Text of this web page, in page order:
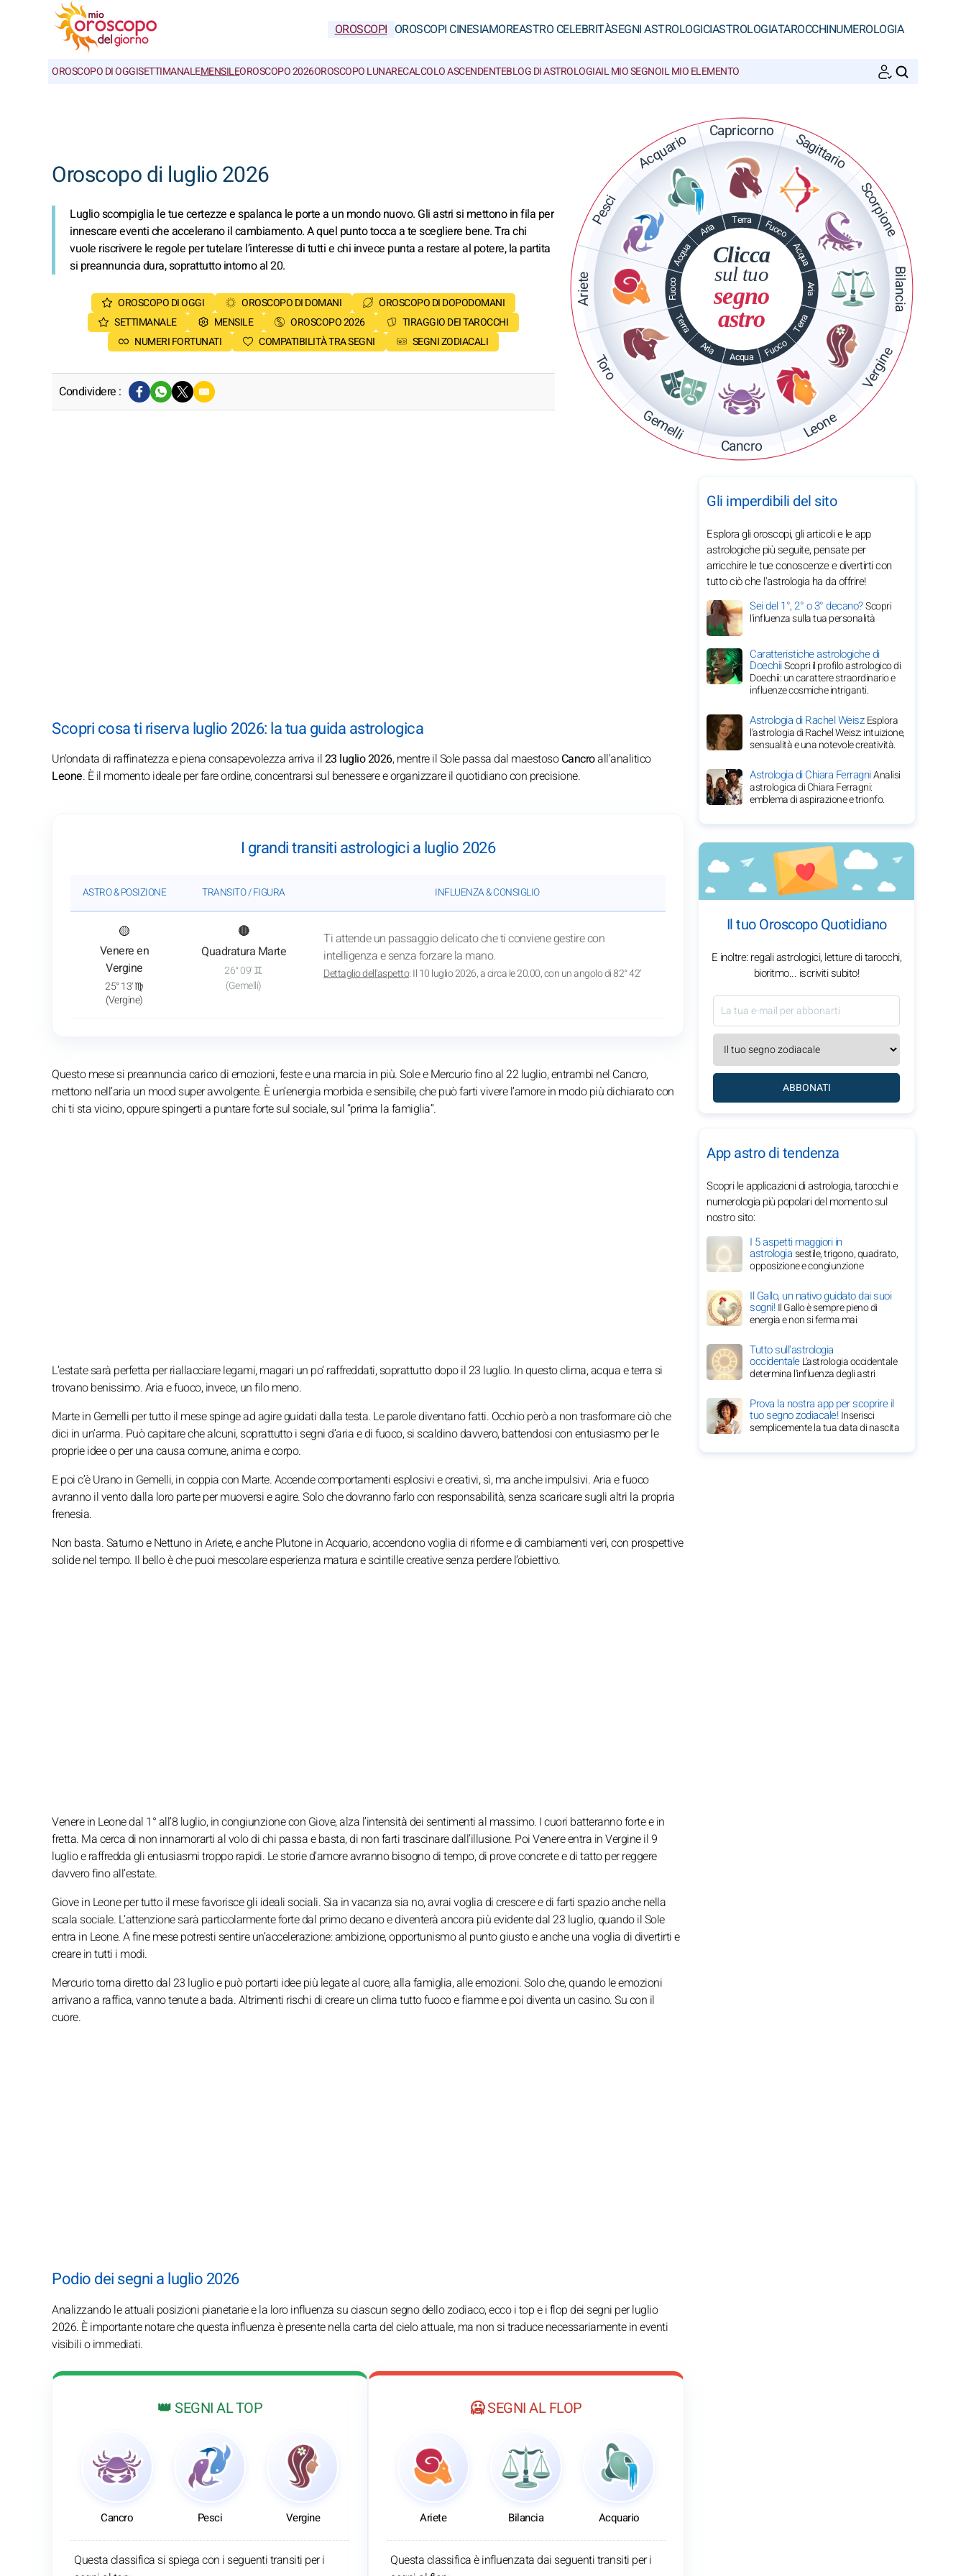
OROSCOPI OROSCOPI CINESIAMOREASTRO CELEBRITÀSEGNI ASTROLOGICIASTROLOGIATAROCCHINUMEROLOGIA
OROSCOPO DI OGGISETTIMANALEMENSILEOROSCOPO 2026OROSCOPO LUNARECALCOLO ASCENDENTEBLOG DI ASTROLOGIAIL MIO SEGNOIL MIO ELEMENTO
Oroscopo di luglio 2026
Luglio scompiglia le tue certezze e spalanca le porte a un mondo nuovo. Gli astri si mettono in fila per
innescare eventi che accelerano il cambiamento. A quel punto tocca a te scegliere bene. Tra chi
vuole riscrivere le regole per tutelare l’interesse di tutti e chi invece punta a restare al potere, la partita
si preannuncia dura, soprattutto intorno al 20.
OROSCOPO DI OGGI OROSCOPO DI DOMANI
OROSCOPO DI DOPODOMANI
SETTIMANALE
MENSILE OROSCOPO 2026
TIRAGGIO DEI TAROCCHI
NUMERI FORTUNATI
COMPATIBILITÀ TRA SEGNI SEGNI ZODIACALI
Condividere :
Ariete
Toro
Gemelli
Cancro
Leone
Vergine
Bilancia
Scorpione
Sagittario
Capricorno
Acquario
Pesci
Fuoco
Terra
Aria Acqua Fuoco
Terra
Aria
Acqua
Fuoco
Terra
Aria
Acqua Clicca
sul tuo
segno
astro
Scopri cosa ti riserva luglio 2026: la tua guida astrologica
Un'ondata di raffinatezza e piena consapevolezza arriva il23 luglio 2026, mentre il Sole passa dal maestosoCancroall'analitico
Leone. È il momento ideale per fare ordine, concentrarsi sul benessere e organizzare il quotidiano con precisione.
I grandi transiti astrologici a luglio 2026
ASTRO & POSIZIONE TRANSITO / FIGURA INFLUENZA & CONSIGLIO
🟡
Venere en
Vergine
: Vedi l'analisi del transito
25° 13' ♍
(Vergine)
🔴
Quadratura Marte
26° 09' ♊
(Gemelli)
Ti attende un passaggio delicato che ti conviene gestire con
intelligenza e senza forzare la mano.
Dettaglio dell'aspetto: Il 10 luglio 2026, a circa le 20.00, con un angolo di 82° 42'
Questo mese si preannuncia carico di emozioni, feste e una marcia in più. Sole e Mercurio fino al 22 luglio, entrambi nel Cancro,
mettono nell’aria un mood super avvolgente. È un’energia morbida e sensibile, che può farti vivere l’amore in modo più dichiarato con
chi ti sta vicino, oppure spingerti a puntare forte sul sociale, sul “prima la famiglia”.
L’estate sarà perfetta per riallacciare legami, magari un po’ raffreddati, soprattutto dopo il 23 luglio. In questo clima, acqua e terra si
trovano benissimo. Aria e fuoco, invece, un filo meno.
Marte in Gemelli per tutto il mese spinge ad agire guidati dalla testa. Le parole diventano fatti. Occhio però a non trasformare ciò che
dici in un’arma. Può capitare che alcuni, soprattutto i segni d’aria e di fuoco, si scaldino davvero, battendosi con entusiasmo per le
proprie idee o per una causa comune, anima e corpo.
E poi c’è Urano in Gemelli, in coppia con Marte. Accende comportamenti esplosivi e creativi, sì, ma anche impulsivi. Aria e fuoco
avranno il vento dalla loro parte per muoversi e agire. Solo che dovranno farlo con responsabilità, senza scaricare sugli altri la propria
frenesia.
Non basta. Saturno e Nettuno in Ariete, e anche Plutone in Acquario, accendono voglia di riforme e di cambiamenti veri, con prospettive
solide nel tempo. Il bello è che puoi mescolare esperienza matura e scintille creative senza perdere l’obiettivo.
Venere in Leone dal 1° all’8 luglio, in congiunzione con Giove, alza l’intensità dei sentimenti al massimo. I cuori batteranno forte e in
fretta. Ma cerca di non innamorarti al volo di chi passa e basta, di non farti trascinare dall’illusione. Poi Venere entra in Vergine il 9
luglio e raffredda gli entusiasmi troppo rapidi. Le storie d’amore avranno bisogno di tempo, di prove concrete e di tatto per reggere
davvero fino all’estate.
Giove in Leone per tutto il mese favorisce gli ideali sociali. Sia in vacanza sia no, avrai voglia di crescere e di farti spazio anche nella
scala sociale. L’attenzione sarà particolarmente forte dal primo decano e diventerà ancora più evidente dal 23 luglio, quando il Sole
entra in Leone. A fine mese potresti sentire un’accelerazione: ambizione, opportunismo al punto giusto e anche una voglia di divertirti e
creare in tutti i modi.
Mercurio torna diretto dal 23 luglio e può portarti idee più legate al cuore, alla famiglia, alle emozioni. Solo che, quando le emozioni
arrivano a raffica, vanno tenute a bada. Altrimenti rischi di creare un clima tutto fuoco e fiamme e poi diventa un casino. Su con il
cuore.
Podio dei segni a luglio 2026
Analizzando le attuali posizioni pianetarie e la loro influenza su ciascun segno dello zodiaco, ecco i top e i flop dei segni per luglio
2026. È importante notare che questa influenza è presente nella carta del cielo attuale, ma non si traduce necessariamente in eventi
visibili o immediati.
👑 SEGNI AL TOP
Cancro Pesci Vergine
Questa classifica si spiega con i seguenti transiti per i
🥶 SEGNI AL FLOP
Ariete Bilancia Acquario
Questa classifica è influenzata dai seguenti transiti per i
Gli imperdibili del sito
Esplora gli oroscopi, gli articoli e le app
astrologiche più seguite, pensate per
arricchire le tue conoscenze e divertirti con
tutto ciò che l'astrologia ha da offrire!
Sei del 1°, 2° o 3° decano?Scopri
l'influenza sulla tua personalità
Caratteristiche astrologiche di
DoechiiScopri il profilo astrologico di
Doechii: un carattere straordinario e
influenze cosmiche intriganti.
Astrologia di Rachel WeiszEsplora
l'astrologia di Rachel Weisz: intuizione,
sensualità e una notevole creatività.
Astrologia di Chiara FerragniAnalisi
astrologica di Chiara Ferragni:
emblema di aspirazione e trionfo.
Il tuo Oroscopo Quotidiano
E inoltre: regali astrologici, letture di tarocchi,
bioritmo... iscriviti subito!
ABBONATI
App astro di tendenza
Scopri le applicazioni di astrologia, tarocchi e
numerologia più popolari del momento sul
nostro sito:
I 5 aspetti maggiori in
astrologiasestile, trigono, quadrato,
opposizione e congiunzione
Il Gallo, un nativo guidato dai suoi
sogni!Il Gallo è sempre pieno di
energia e non si ferma mai
Tutto sull'astrologia
occidentaleL'astrologia occidentale
determina l'influenza degli astri
Prova la nostra app per scoprire il
tuo segno zodiacale!Inserisci
semplicemente la tua data di nascita